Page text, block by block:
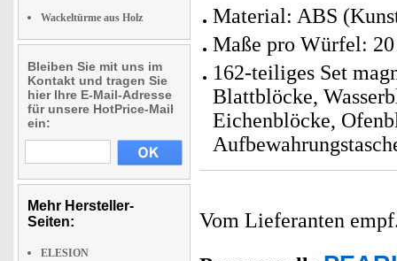
Wackeltürme aus Holz
Bleiben Sie mit uns im
Kontakt und tragen Sie
hier Ihre E-Mail-Adresse
für unsere HotPrice-Mail
ein:
Mehr Hersteller-
Seiten:
ELESION
Material: ABS
Maße pro Würfel:
162-teiliges Set
Blattblöcke,
Eichenblöcke,
Vom Lieferanten